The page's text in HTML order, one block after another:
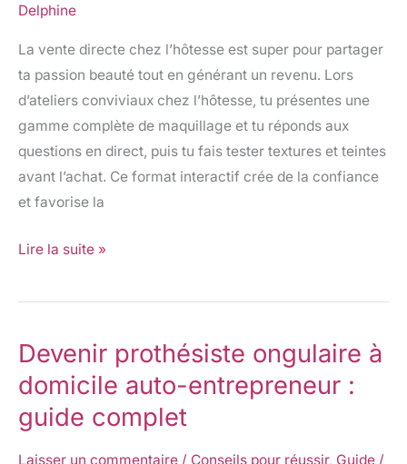
Delphine
La vente directe chez l’hôtesse est super pour partager
ta passion beauté tout en générant un revenu. Lors
d’ateliers conviviaux chez l’hôtesse, tu présentes une
gamme complète de maquillage et tu réponds aux
questions en direct, puis tu fais tester textures et teintes
avant l’achat. Ce format interactif crée de la confiance
et favorise la
domicile
beauté
Lire la suite »
Devenir prothésiste ongulaire à
domicile auto-entrepreneur :
guide complet
Laisser un commentaire / Conseils pour réussir, Guide /
Devenir
prothésiste
ongulaire
à
domicile